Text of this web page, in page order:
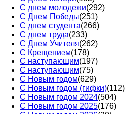
С днем молодежи(292)
С Днем Победы(251)
С днем студента(266)
С днем труда(233)
С Днем Учителя(262)
С Крещением(178)
С наступающим(197)
С наступающим(75)
С Новым годом(629)
С Новым годом (гифки)(112)
С Новым годом 2024(504)
С Новым годом 2025(176)